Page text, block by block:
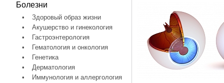
Болезни
•
Здоровый образ жизни
•
Акушерство и гинекология
•
Гастроэнтерология
•
Гематология и онкология
•
Генетика
•
Дерматология
•
Иммунология и аллергология